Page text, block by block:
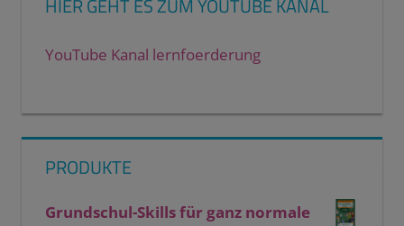
HIER GEHT ES ZUM YOUTUBE KANAL
YouTube Kanal lernfoerderung
PRODUKTE
Grundschul-Skills für ganz normale